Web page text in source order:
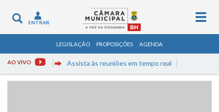
Toggle
navigation
ENTRAR
LEGISLAÇÃO PROPOSIÇÕES AGENDA
AO VIVO Assista às reuniões em tempo real